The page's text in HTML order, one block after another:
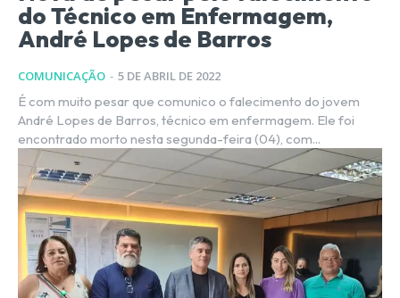
do Técnico em Enfermagem,
André Lopes de Barros
COMUNICAÇÃO - 5 DE ABRIL DE 2022
É com muito pesar que comunico o falecimento do jovem
André Lopes de Barros, técnico em enfermagem. Ele foi
encontrado morto nesta segunda-feira (04), com...